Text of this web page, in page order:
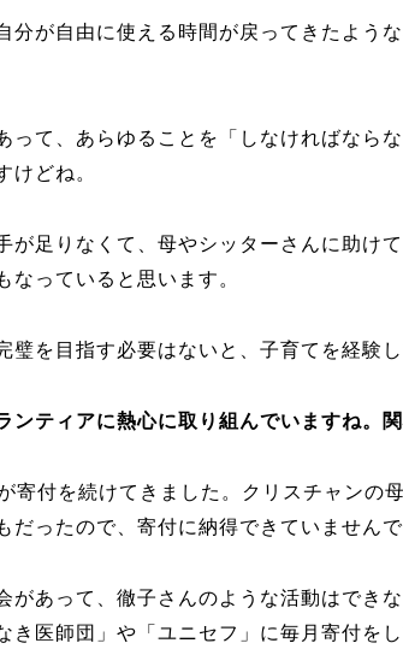
が自由に使える時間が戻ってきたよう
て、あらゆることを「しなければなら
どね。
足りなくて、母やシッターさんに助け
っていると思います。
を目指す必要はないと、子育てを経験
ティアに熱心に取り組んでいますね。関
寄付を続けてきました。クリスチャンの
ったので、寄付に納得できていませんで
があって、徹子さんのような活動はでき
医師団」や「ユニセフ」に毎月寄付を